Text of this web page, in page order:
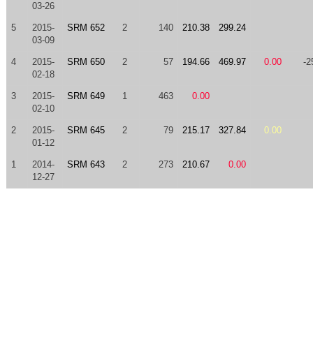
03-26
5
2015-
03-09
SRM 652 2 140 210.38 299.24
4
2015-
02-18
SRM 650 2 57 194.66 469.97 0.00 -
3
2015-
02-10
SRM 649 1 463 0.00
2
2015-
01-12
SRM 645 2 79 215.17 327.84 0.00
1
2014-
12-27
SRM 643 2 273 210.67 0.00